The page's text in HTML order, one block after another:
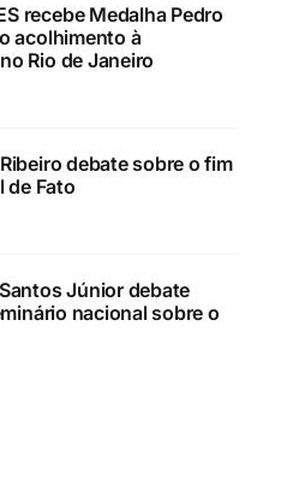
recebe Medalha Pedro
acolhimento à
Rio de Janeiro
debate sobre o fim
de Fato
Júnior debate
nacional sobre o